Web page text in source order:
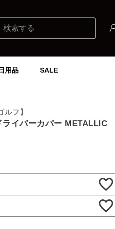
日用品 SALE
フ】
イバーカバー METALLIC